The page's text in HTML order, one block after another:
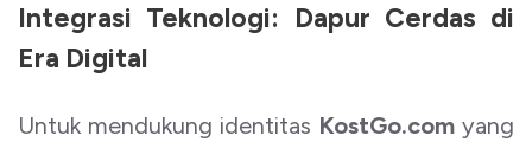
Integrasi Teknologi: Dapur Cerdas di
Era Digital
Untuk mendukung identitas KostGo.com yang